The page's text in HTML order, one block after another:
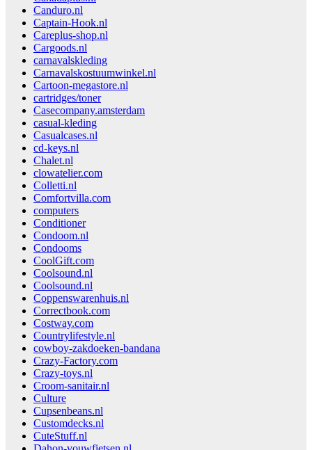
Canduro.nl
Captain-Hook.nl
Careplus-shop.nl
Cargoods.nl
carnavalskleding
Carnavalskostuumwinkel.nl
Cartoon-megastore.nl
cartridges/toner
Casecompany.amsterdam
casual-kleding
Casualcases.nl
cd-keys.nl
Chalet.nl
clowatelier.com
Colletti.nl
Comfortvilla.com
computers
Conditioner
Condoom.nl
Condooms
CoolGift.com
Coolsound.nl
Coolsound.nl
Coppenswarenhuis.nl
Correctbook.com
Costway.com
Countrylifestyle.nl
cowboy-zakdoeken-bandana
Crazy-Factory.com
Crazy-toys.nl
Croom-sanitair.nl
Culture
Cupsenbeans.nl
Customdecks.nl
CuteStuff.nl